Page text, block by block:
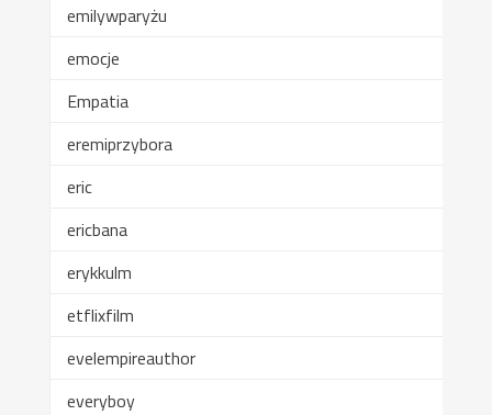
emilywparyżu
emocje
Empatia
eremiprzybora
eric
ericbana
erykkulm
etflixfilm
evelempireauthor
everyboy